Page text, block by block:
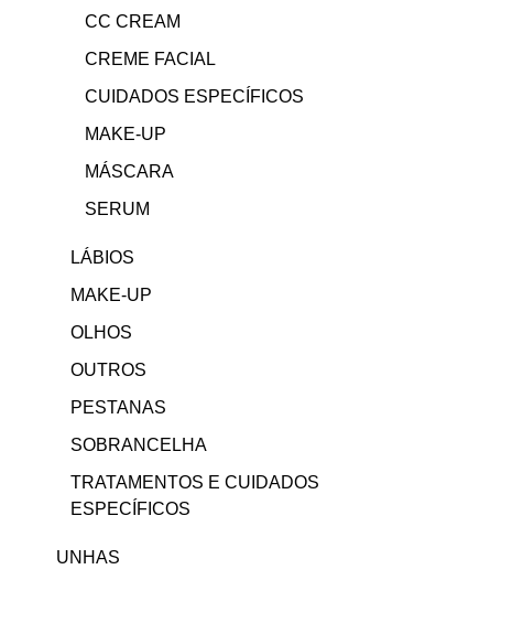
CC CREAM
CREME FACIAL
CUIDADOS ESPECÍFICOS
MAKE-UP
MÁSCARA
SERUM
LÁBIOS
MAKE-UP
OLHOS
OUTROS
PESTANAS
SOBRANCELHA
TRATAMENTOS E CUIDADOS
ESPECÍFICOS
UNHAS